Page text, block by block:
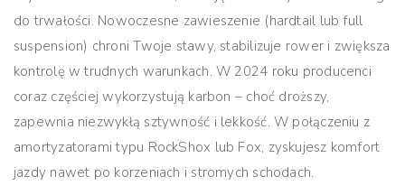
do trwałości. Nowoczesne zawieszenie (hardtail lub full
suspension) chroni Twoje stawy, stabilizuje rower i zwiększa
kontrolę w trudnych warunkach. W 2024 roku producenci
coraz częściej wykorzystują karbon – choć droższy,
zapewnia niezwykłą sztywność i lekkość. W połączeniu z
amortyzatorami typu RockShox lub Fox, zyskujesz komfort
jazdy nawet po korzeniach i stromych schodach.